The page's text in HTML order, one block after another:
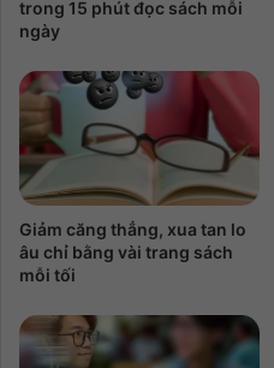
trong 15 phút đọc sách mỗi
ngày
Giảm căng thẳng, xua tan lo
âu chỉ bằng vài trang sách
mỗi tối